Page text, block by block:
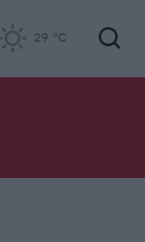
29 °C